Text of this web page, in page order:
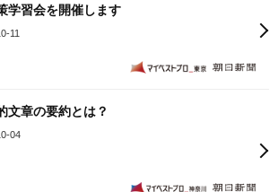
学習会を開催します
11
文章の要約とは？
04